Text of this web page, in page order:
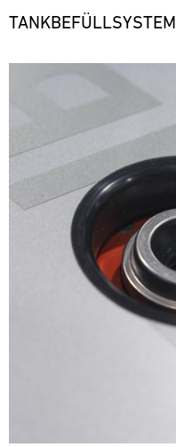
TANKBEFÜLLSYSTEM